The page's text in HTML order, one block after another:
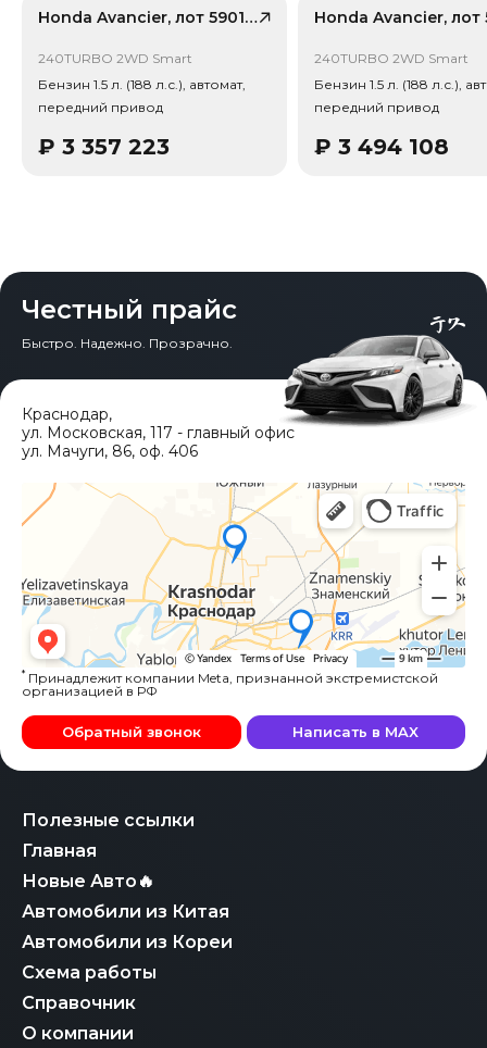
снижение 17.8%). Важно: расчет без учета пошлин и
Honda Avancier, лот 59014321
240TURBO 2WD Smart
Бензин 1.5 л. (188 л.с.), автомат,
передний привод
₽ 3 357 223
240TURBO 2WD Smart
Бензин 1.5 л. (188 л.с.),
передний привод
₽ 3 494 108
Честный прайс
Быстро. Надежно. Прозрачно.
Полезные ссылки
Главная
Новые Авто🔥
Автомобили из Китая
Автомобили из Кореи
Схема работы
Справочник
О компании
Краснодар,
ул. Московская, 117 - главный офис
ул. Мачуги, 86, оф. 406
* Принадлежит компании Meta, признанной экстремистской
организацией в РФ
Обратный звонок Написать в MAX